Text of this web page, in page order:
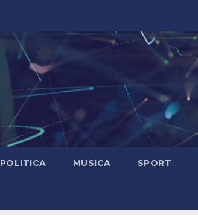
POLITICA MUSICA SPORT